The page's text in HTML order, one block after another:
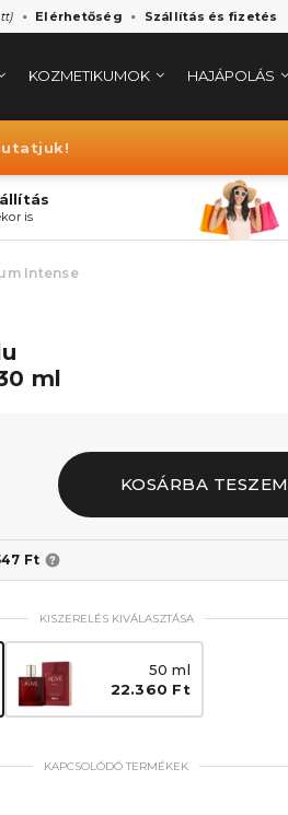
Elérhetőség Szállítás és fizetés
KOZMETIKUMOK HAJÁPOLÁS
is
Intense
ml
KOSÁRBA TESZEM
Ft
KISZERELÉS KIVÁLASZTÁSA
50 ml
22.360 Ft
KAPCSOLÓDÓ TERMÉKEK